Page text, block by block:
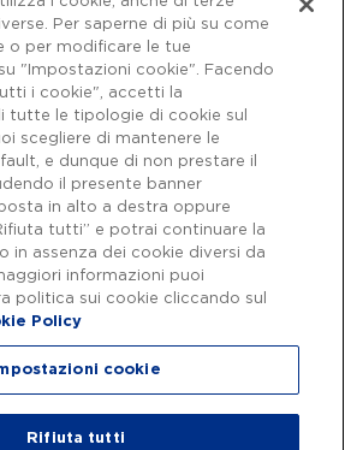
interamente versato - Codice fiscale e
Imprese di Roma 07516911000 | C.C.I.A.A.
- Sede Legale: via A. Bergamini, 50
l'Italia Spa, Tutti i diritti riservati
Per saperne di più su come
o per modificare le tue
"Impostazioni cookie". Facendo
i cookie", accetti la
tutte le tipologie di cookie sul
scegliere di mantenere le
e dunque di non prestare il
il presente banner
in alto a destra oppure
tutti” e potrai continuare la
in assenza dei cookie diversi da
informazioni puoi
politica sui cookie cliccando sul
Policy
cookie
Rifiuta tutti